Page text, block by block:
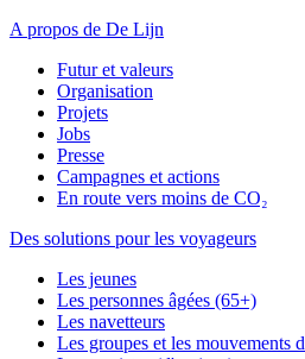
A propos de De Lijn
Futur et valeurs
Organisation
Projets
Jobs
Presse
Campagnes et actions
En route vers moins de CO₂
Des solutions pour les voyageurs
Les jeunes
Les personnes âgées (65+)
Les navetteurs
Les groupes et les mouvements